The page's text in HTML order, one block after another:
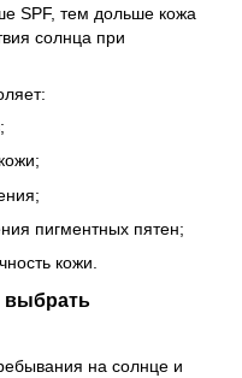
SPF, тем дольше кожа
солнца при
пигментных пятен;
кожи.
выбрать
на солнце и